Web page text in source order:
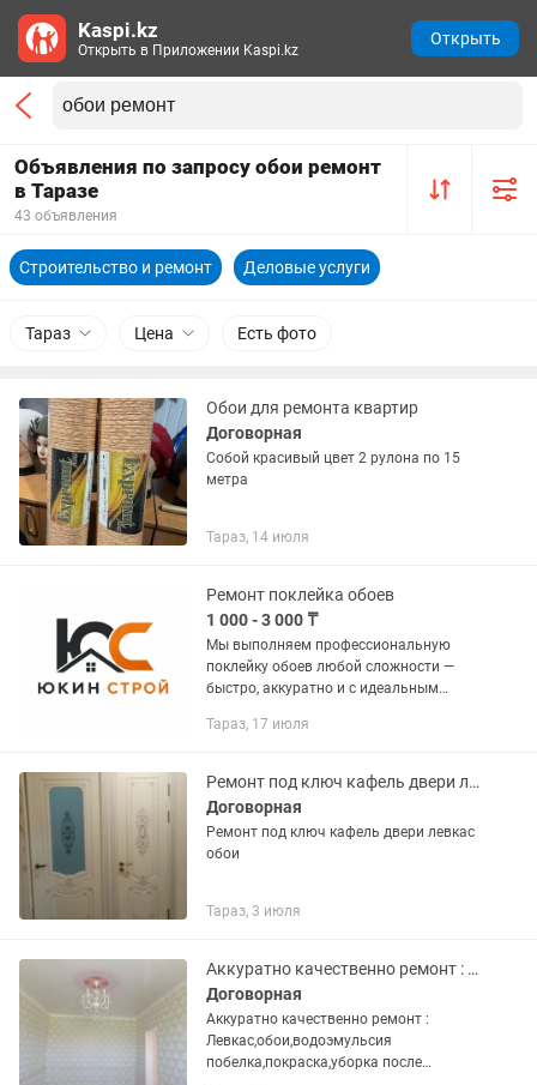
Объявления по запросу обои ремонт
в Таразе
43 объявления
Строительство и ремонт Деловые услуги
Тараз Цена Есть фото
Обои для ремонта квартир
Договорная
Собой красивый цвет 2 рулона по 15
метра
Тараз, 14 июля
Ремонт поклейка обоев
1 000 - 3 000 ₸
Мы выполняем профессиональную
поклейку обоев любой сложности —
быстро, аккуратно и с идеальным
флизелиновыми, виниловыми и
мастера...
Тараз, 17 июля
Ремонт под ключ кафель двери левкас обои
Договорная
Ремонт под ключ кафель двери левкас
обои
Тараз, 3 июля
Аккуратно качественно ремонт : Левкас,обои
Договорная
Аккуратно качественно ремонт :
Левкас,обои,водоэмульсия
побелка,покраска,уборка после
Kaspi.kz
Открыть в Приложении Kaspi.kz
Открыть